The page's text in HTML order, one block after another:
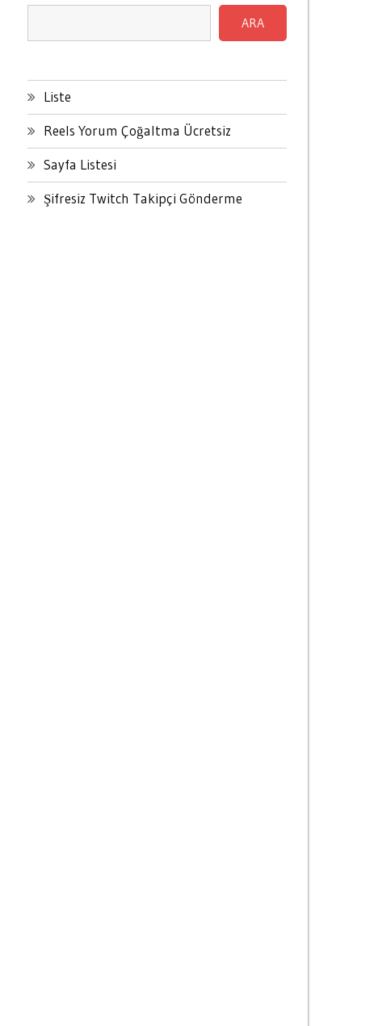
ARA
Liste
Reels Yorum Çoğaltma Ücretsiz
Sayfa Listesi
Şifresiz Twitch Takipçi Gönderme